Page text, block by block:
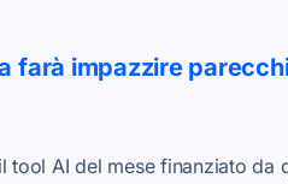
farà impazzire
AI del mese finanziato da